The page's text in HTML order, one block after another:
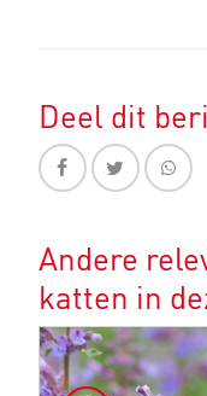
Deel dit
Andere
katten in